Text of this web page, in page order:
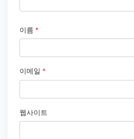
이름 *
이메일 *
웹사이트